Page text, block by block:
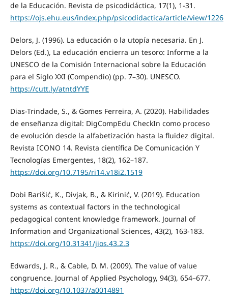
de la Educación. Revista de psicodidáctica, 17(1), 1-31.
https://ojs.ehu.eus/index.php/psicodidactica/article/view/1226
Delors, J. (1996). La educación o la utopía necesaria. En J.
Delors (Ed.), La educación encierra un tesoro: Informe a la
UNESCO de la Comisión Internacional sobre la Educación
para el Siglo XXI (Compendio) (pp. 7–30). UNESCO.
https://cutt.ly/atntdYYE
Dias-Trindade, S., & Gomes Ferreira, A. (2020). Habilidades
de enseñanza digital: DigCompEdu CheckIn como proceso
de evolución desde la alfabetización hasta la fluidez digital.
Revista ICONO 14. Revista científica De Comunicación Y
Tecnologías Emergentes, 18(2), 162–187.
https://doi.org/10.7195/ri14.v18i2.1519
Dobi Barišić, K., Divjak, B., & Kirinić, V. (2019). Education
systems as contextual factors in the technological
pedagogical content knowledge framework. Journal of
Information and Organizational Sciences, 43(2), 163-183.
https://doi.org/10.31341/jios.43.2.3
Edwards, J. R., & Cable, D. M. (2009). The value of value
congruence. Journal of Applied Psychology, 94(3), 654–677.
https://doi.org/10.1037/a0014891